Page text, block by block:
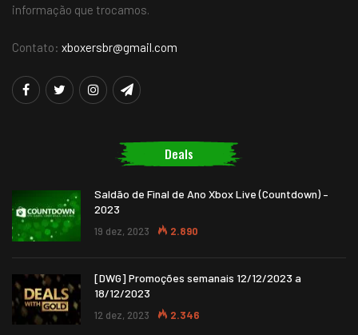
informação que trocamos.
Contato: xboxersbr@gmail.com
Deals
Saldão de Final de Ano Xbox Live (Countdown) –
2023
19 dez, 2023 2.890
[DWG] Promoções semanais 12/12/2023 a
18/12/2023
12 dez, 2023 2.346